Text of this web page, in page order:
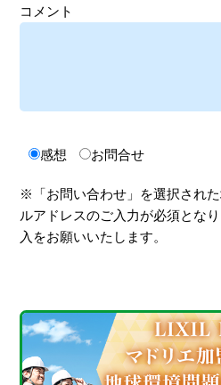
コメント
感想 お問合せ
※「お問い合わせ」を選択され
ルアドレスのご入力が必須とな
入をお願いいたします。